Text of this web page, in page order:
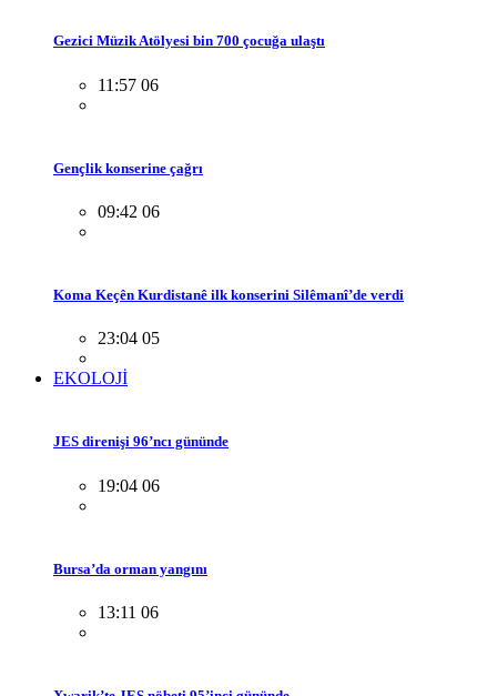
Gezici Müzik Atölyesi bin 700 çocuğa ulaştı
11:57 06
Gençlik konserine çağrı
09:42 06
Koma Keçên Kurdistanê ilk konserini Silêmanî’de verdi
23:04 05
EKOLOJİ
JES direnişi 96’ncı gününde
19:04 06
Bursa’da orman yangını
13:11 06